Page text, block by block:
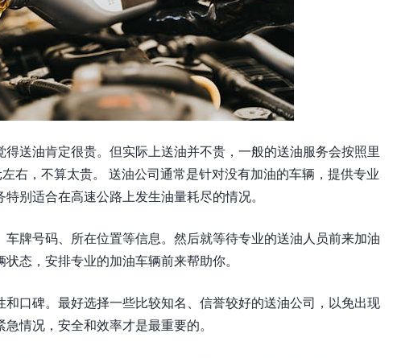
送油肯定很贵。但实际上送油并不贵，一般的送油服务会按照里
右，不算太贵。 送油公司通常是针对没有加油的车辆，提供专业
别适合在高速公路上发生油量耗尽的情况。
牌号码、所在位置等信息。然后就等待专业的送油人员前来加油
态，安排专业的加油车辆前来帮助你。
口碑。最好选择一些比较知名、信誉较好的送油公司，以免出现
情况，安全和效率才是最重要的。